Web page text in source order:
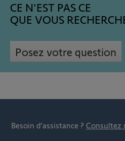
CE N'EST PAS CE
QUE VOUS
Posez votre question
Besoin d’assistance ? Consultez